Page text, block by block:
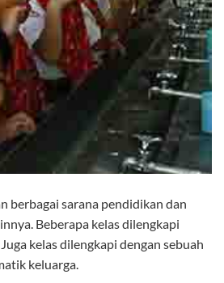
berbagai sarana pendidikan dan
Beberapa kelas dilengkapi
kelas dilengkapi dengan sebuah
keluarga.